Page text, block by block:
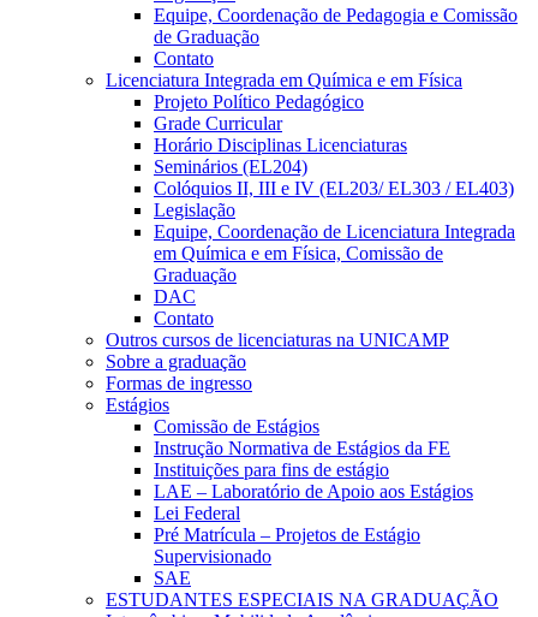
Equipe, Coordenação de Pedagogia e Comissão
de Graduação
Contato
Licenciatura Integrada em Química e em Física
Projeto Político Pedagógico
Grade Curricular
Horário Disciplinas Licenciaturas
Seminários (EL204)
Colóquios II, III e IV (EL203/ EL303 / EL403)
Legislação
Equipe, Coordenação de Licenciatura Integrada
em Química e em Física, Comissão de
Graduação
DAC
Contato
Outros cursos de licenciaturas na UNICAMP
Sobre a graduação
Formas de ingresso
Estágios
Comissão de Estágios
Instrução Normativa de Estágios da FE
Instituições para fins de estágio
LAE – Laboratório de Apoio aos Estágios
Lei Federal
Pré Matrícula – Projetos de Estágio
Supervisionado
SAE
ESTUDANTES ESPECIAIS NA GRADUAÇÃO